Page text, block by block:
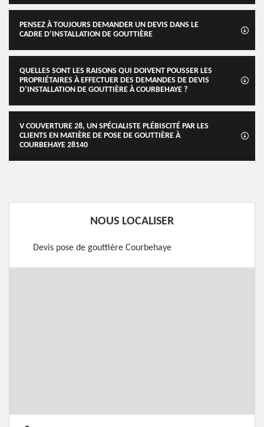
PENSEZ À TOUJOURS DEMANDER UN DEVIS DANS LE
CADRE D’INSTALLATION DE GOUTTIÈRE
QUELLES SONT LES RAISONS QUI DOIVENT POUSSER LES
PROPRIÉTAIRES À EFFECTUER DES DEMANDES DE DEVIS
D’INSTALLATION DE GOUTTIÈRE À COURBEHAYE ?
V COUVERTURE 28, UN SPÉCIALISTE PLÉBISCITÉ PAR LES
CLIENTS EN MATIÈRE DE POSE DE GOUTTIÈRE À
COURBEHAYE 28140
NOUS LOCALISER
Devis pose de gouttière Courbehaye